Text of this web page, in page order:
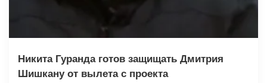
Никита Гуранда готов защищать Дмитрия
Шишкану от вылета с проекта